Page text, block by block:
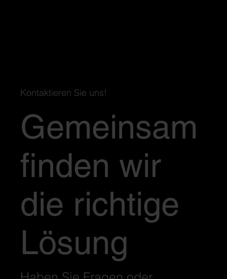
Kontaktieren Sie uns!
Gemeinsam
finden wir
die richtige
Lösung